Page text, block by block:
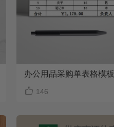
办公用品采购单表格模板
 146